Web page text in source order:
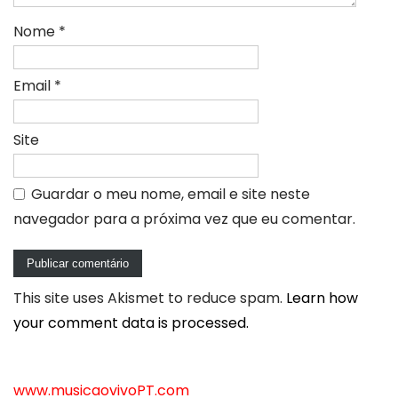
Nome *
Email *
Site
Guardar o meu nome, email e site neste
navegador para a próxima vez que eu comentar.
This site uses Akismet to reduce spam. Learn how
your comment data is processed.
www.musicaovivoPT.com